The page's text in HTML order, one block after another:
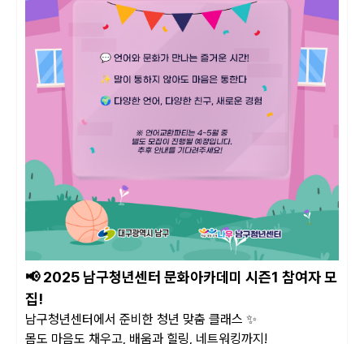
📢 2025 남구청년센터 문화아카데미 시즌1 참여자 모
집!
남구청년센터에서 준비한 청년 맞춤 클래스 ✨
몸도 마음도 채우고, 배움과 힐링, 네트워킹까지!